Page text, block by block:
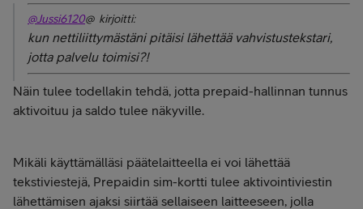
@Jussi6120@ kirjoitti:
kun nettiliittymästäni pitäisi lähettää vahvistustekstari,
jotta palvelu toimisi?!
Näin tulee todellakin tehdä, jotta prepaid-hallinnan tunnus
aktivoituu ja saldo tulee näkyville.
Mikäli käyttämälläsi päätelaitteella ei voi lähettää
tekstiviestejä, Prepaidin sim-kortti tulee aktivointiviestin
lähettämisen ajaksi siirtää sellaiseen laitteeseen, jolla